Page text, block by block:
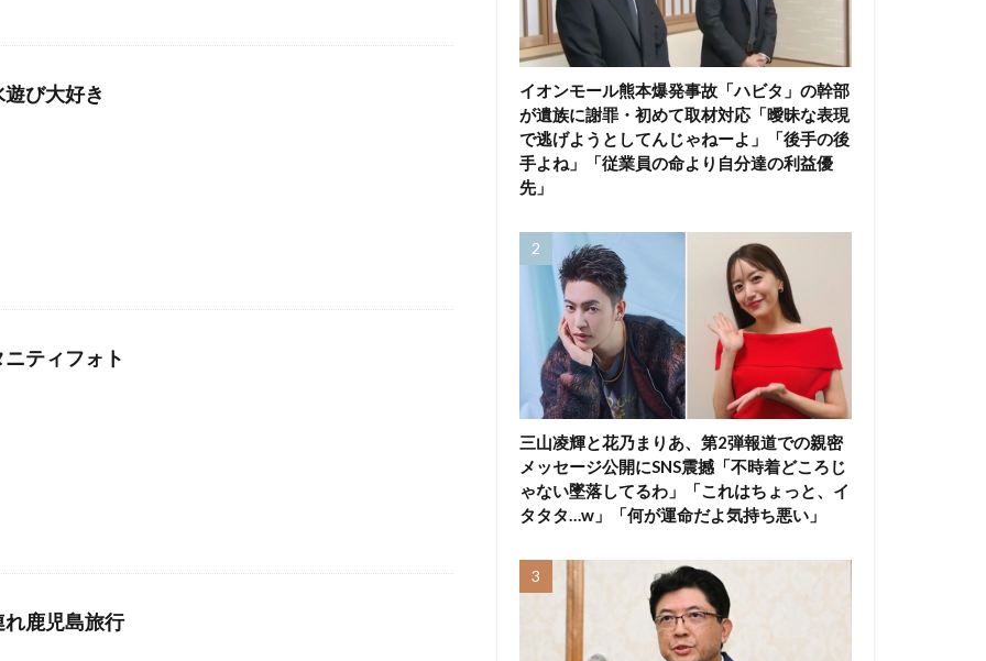
び大好き
ティフォト
れ鹿児島旅行
イオンモール熊本爆発事故「ハビタ」の幹部
が遺族に謝罪・初めて取材対応「曖昧な表現
で逃げようとしてんじゃねーよ」「後手の後
手よね」「従業員の命より自分達の利益優
先」
三山凌輝と花乃まりあ、第2弾報道での親密
メッセージ公開にSNS震撼「不時着どころじ
ゃない墜落してるわ」「これはちょっと、イ
タタタ…w」「何が運命だよ気持ち悪い」